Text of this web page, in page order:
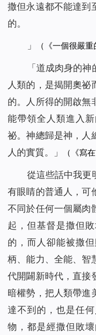
撒但永遠都不能達到
的。
」 （《一個很嚴
「 道成肉身的神
人類的，是揭開奧祕
的。人所得的開啟無
能帶領全人類進入
祕。神總歸是神，人
人的實質。
」 （《寫
從這些話中我更
有眼睛的普通人，可
不同於任何一個屬肉
起，但基督是撒但
的，而人卻能被撒
柄、能力、全能、智
代開闢新時代，直接
暗權勢，把人類帶進
達不到的，也是任
物，都是經撒但敗